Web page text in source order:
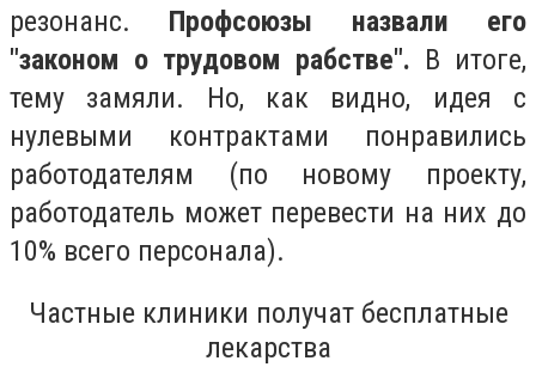
резонанс. Профсоюзы назвали его
"законом о трудовом рабстве". В итоге,
тему замяли. Но, как видно, идея с
нулевыми контрактами понравились
работодателям (по новому проекту,
работодатель может перевести на них до
10% всего персонала).
Частные клиники получат бесплатные
лекарства